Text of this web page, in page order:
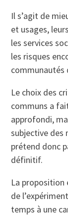
Il s’agit de
et usages,
les services
les risques
communautés
Le choix des
communs a
approfondi,
subjective des
prétend donc
définitif.
La proposition
de
temps à une